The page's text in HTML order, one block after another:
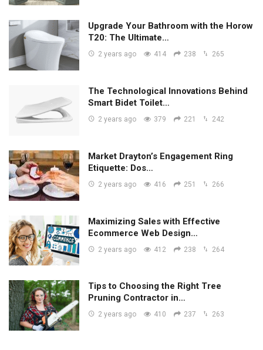
Upgrade Your Bathroom with the Horow
T20: The Ultimate…
2 years ago 414 238 265
The Technological Innovations Behind
Smart Bidet Toilet…
2 years ago 379 221 242
Market Drayton’s Engagement Ring
Etiquette: Dos…
2 years ago 416 251 266
Maximizing Sales with Effective
Ecommerce Web Design…
2 years ago 412 238 264
Tips to Choosing the Right Tree
Pruning Contractor in…
2 years ago 410 237 263